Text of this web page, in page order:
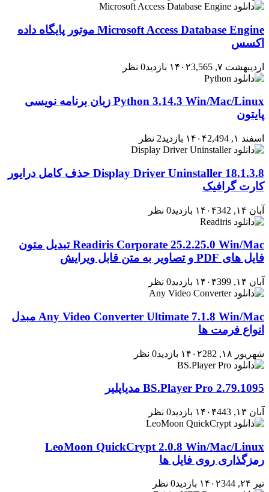
Microsoft Access Database Engine موتور پایگاه داده
اکسس
اردیبهشت ۷, ۱۴۰۲ 3,565 بازدید 0 نظر
Python 3.14.3 Win/Mac/Linux زبان برنامه نویسی
پایتون
اسفند ۱, ۱۴۰۴ 2,494 بازدید 2 نظر
Display Driver Uninstaller 18.1.3.8 حذف کامل درایور
کارت گرافیک
آبان ۱۴, ۱۴۰۴ 342 بازدید 0 نظر
Readiris Corporate 25.2.25.0 Win/Mac تبدیل متون
فایل های PDF و تصاویر به متن قابل ویرایش
آبان ۱۴, ۱۴۰۴ 399 بازدید 0 نظر
Any Video Converter Ultimate 7.1.8 Win/Mac مبدل
انواع فرمت ها
شهریور ۱۸, ۱۴۰۲ 282 بازدید 0 نظر
BS.Player Pro 2.79.1095 مدیاپلیر
آبان ۱۳, ۱۴۰۴ 443 بازدید 0 نظر
LeoMoon QuickCrypt 2.0.8 Win/Mac/Linux
رمزگذاری روی فایل ها
تیر ۲۴, ۱۴۰۲ 344 بازدید 0 نظر